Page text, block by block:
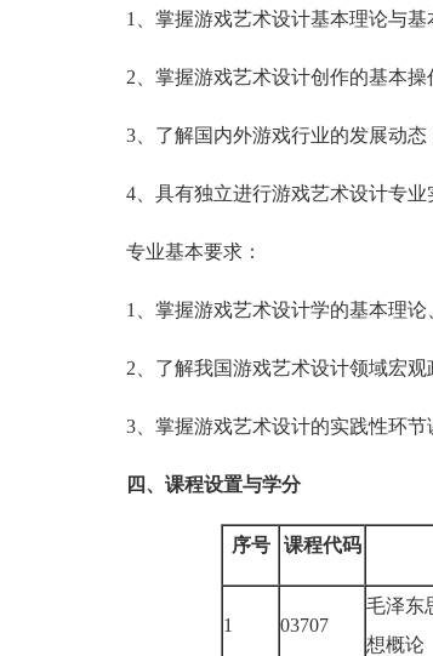
1、掌握游戏艺术设计基本理论与基
2、掌握游戏艺术设计创作的基本操
3、了解国内外游戏行业的发展动态
4、具有独立进行游戏艺术设计专业
专业基本要求：
1、掌握游戏艺术设计学的基本理论
2、了解我国游戏艺术设计领域宏观
3、掌握游戏艺术设计的实践性环节
四、课程设置与学分
序号 课程代码
1 03707
毛泽东
想概论